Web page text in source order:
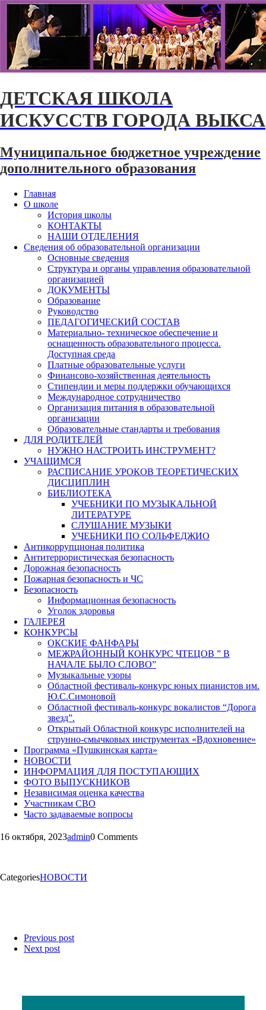
ДЕТСКАЯ ШКОЛА
ИСКУССТВ ГОРОДА ВЫКСА
Муниципальное бюджетное учреждение
дополнительного образования
Главная
О школе
История школы
КОНТАКТЫ
НАШИ ОТДЕЛЕНИЯ
Сведения об образовательной организации
Основные сведения
Структура и органы управления образовательной
организацией
ДОКУМЕНТЫ
Образование
Руководство
ПЕДАГОГИЧЕСКИЙ СОСТАВ
Материально- техническое обеспечение и
оснащенность образовательного процесса.
Доступная среда
Платные образовательные услуги
Финансово-хозяйственная деятельность
Стипендии и меры поддержки обучающихся
Международное сотрудничество
Организация питания в образовательной
организации
Образовательные стандарты и требования
ДЛЯ РОДИТЕЛЕЙ
НУЖНО НАСТРОИТЬ ИНСТРУМЕНТ?
УЧАЩИМСЯ
РАСПИСАНИЕ УРОКОВ ТЕОРЕТИЧЕСКИХ
ДИСЦИПЛИН
БИБЛИОТЕКА
УЧЕБНИКИ ПО МУЗЫКАЛЬНОЙ
ЛИТЕРАТУРЕ
СЛУШАНИЕ МУЗЫКИ
УЧЕБНИКИ ПО СОЛЬФЕДЖИО
Антикоррупционая политика
Антитеррористическая безопасность
Дорожная безопасность
Пожарная безопасность и ЧС
Безопасность
Информационная безопасность
Уголок здоровья
ГАЛЕРЕЯ
КОНКУРСЫ
ОКСКИЕ ФАНФАРЫ
МЕЖРАЙОННЫЙ КОНКУРС ЧТЕЦОВ ” В
НАЧАЛЕ БЫЛО СЛОВО”
Музыкальные узоры
Областной фестиваль-конкурс юных пианистов им.
Ю.С.Симоновой
Областной фестиваль-конкурс вокалистов “Дорога
звезд”.
Открытый Областной конкурс исполнителей на
струнно-смычковых инструментах «Вдохновение»
Программа «Пушкинская карта»
НОВОСТИ
ИНФОРМАЦИЯ ДЛЯ ПОСТУПАЮЩИХ
ФОТО ВЫПУСКНИКОВ
Независимая оценка качества
Участникам СВО
Часто задаваемые вопросы
16 октября, 2023admin0 Comments
CategoriesНОВОСТИ
Previous post
Next post